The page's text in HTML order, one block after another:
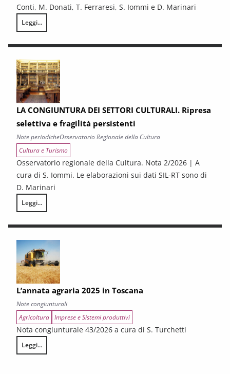
Conti, M. Donati, T. Ferraresi, S. Iommi e D. Marinari
Leggi...
LA CONGIUNTURA NELLE PROVINCE TOSCANE
LA CONGIUNTURA DEI SETTORI CULTURALI. Ripresa
selettiva e fragilità persistenti
Note periodicheOsservatorio Regionale della Cultura
Cultura e Turismo
Osservatorio regionale della Cultura. Nota 2/2026 | A
cura di S. Iommi. Le elaborazioni sui dati SIL-RT sono di
D. Marinari
Leggi...
LA CONGIUNTURA DEI SETTORI CULTURALI. Ripresa selettiva e
L’annata agraria 2025 in Toscana
Note congiunturali
Agricoltura Imprese e Sistemi produttivi
Nota congiunturale 43/2026 a cura di S. Turchetti
Leggi...
L’annata agraria 2025 in Toscana